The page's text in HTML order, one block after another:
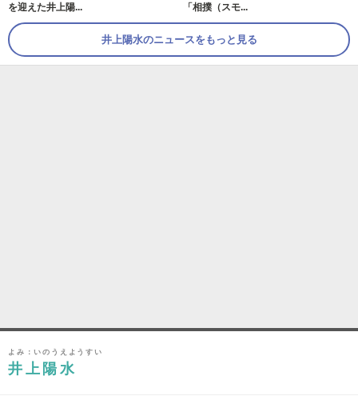
を迎えた井上陽...
「相撲（スモ...
井上陽水のニュースをもっと見る
よみ：いのうえようすい
井上陽水